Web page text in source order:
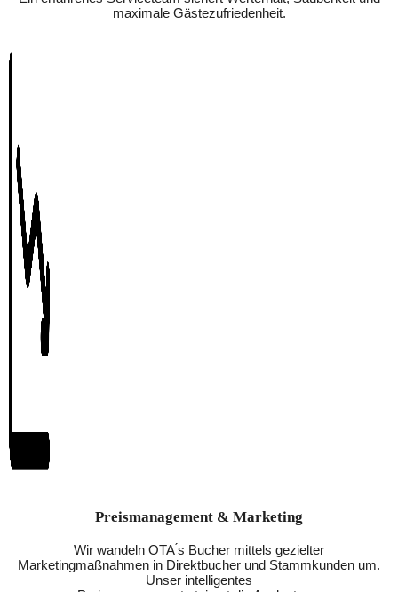
maximale Gästezufriedenheit.
Preismanagement & Marketing
Wir wandeln OTA ́s Bucher mittels gezielter
Marketingmaßnahmen in Direktbucher und Stammkunden um.
Unser intelligentes